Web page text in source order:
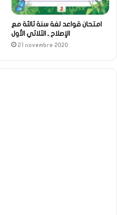
امتحان قواعد لغة سنة ثالثة مع
الإصلاح ـ الثلاثي الأول
21 novembre 2020